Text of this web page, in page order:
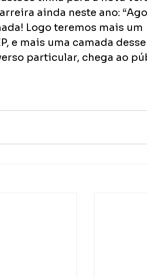
ainda neste ano:
Logo teremos mais um
e mais uma camada desse
particular, chega ao